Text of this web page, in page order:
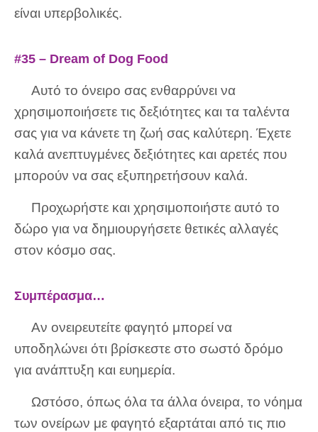
είναι υπερβολικές.
#35 – Dream of Dog Food
Αυτό το όνειρο σας ενθαρρύνει να
χρησιμοποιήσετε τις δεξιότητες και τα ταλέντα
σας για να κάνετε τη ζωή σας καλύτερη. Έχετε
καλά ανεπτυγμένες δεξιότητες και αρετές που
μπορούν να σας εξυπηρετήσουν καλά.
Προχωρήστε και χρησιμοποιήστε αυτό το
δώρο για να δημιουργήσετε θετικές αλλαγές
στον κόσμο σας.
Συμπέρασμα…
Αν ονειρευτείτε φαγητό μπορεί να
υποδηλώνει ότι βρίσκεστε στο σωστό δρόμο
για ανάπτυξη και ευημερία.
Ωστόσο, όπως όλα τα άλλα όνειρα, το νόημα
των ονείρων με φαγητό εξαρτάται από τις πιο